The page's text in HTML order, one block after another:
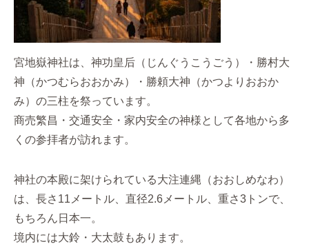
宮地嶽神社は、神功皇后（じんぐうこうごう）・勝村大
神（かつむらおおかみ）・勝頼大神（かつよりおおか
み）の三柱を祭っています。
商売繁昌・交通安全・家内安全の神様として各地から多
くの参拝者が訪れます。
神社の本殿に架けられている大注連縄（おおしめなわ）
は、長さ11メートル、直径2.6メートル、重さ3トンで、
もちろん日本一。
境内には大鈴・大太鼓もあります。